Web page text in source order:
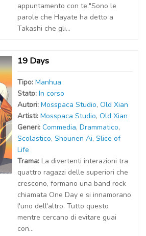
appuntamento con te."Sono le
parole che Hayate ha detto a
Takashi che gli...
19 Days
Tipo: Manhua
Stato: In corso
Autori: Mosspaca Studio, Old Xian
Artisti: Mosspaca Studio, Old Xian
Generi: Commedia, Drammatico,
Scolastico, Shounen Ai, Slice of
Life
Trama: La divertenti interazioni tra
quattro ragazzi delle superiori che
crescono, formano una band rock
chiamata One Day e si innamorano
l'uno dell'altro. Tutto questo
mentre cercano di evitare guai
con...